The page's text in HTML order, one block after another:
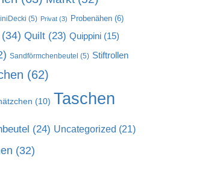
(5) Privat(3) Probenähen(6)
Quilt(23) Quippini(15)
Sandförmchenbeutel (5) Stiftrollen
(62)
(10) Taschen
(24) Uncategorized (21)
(32)